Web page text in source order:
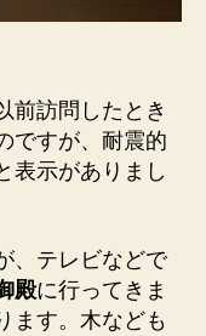
前訪問したとき
ですが、耐震的
表示がありまし
、テレビなどで
殿に行ってきま
ます。木なども